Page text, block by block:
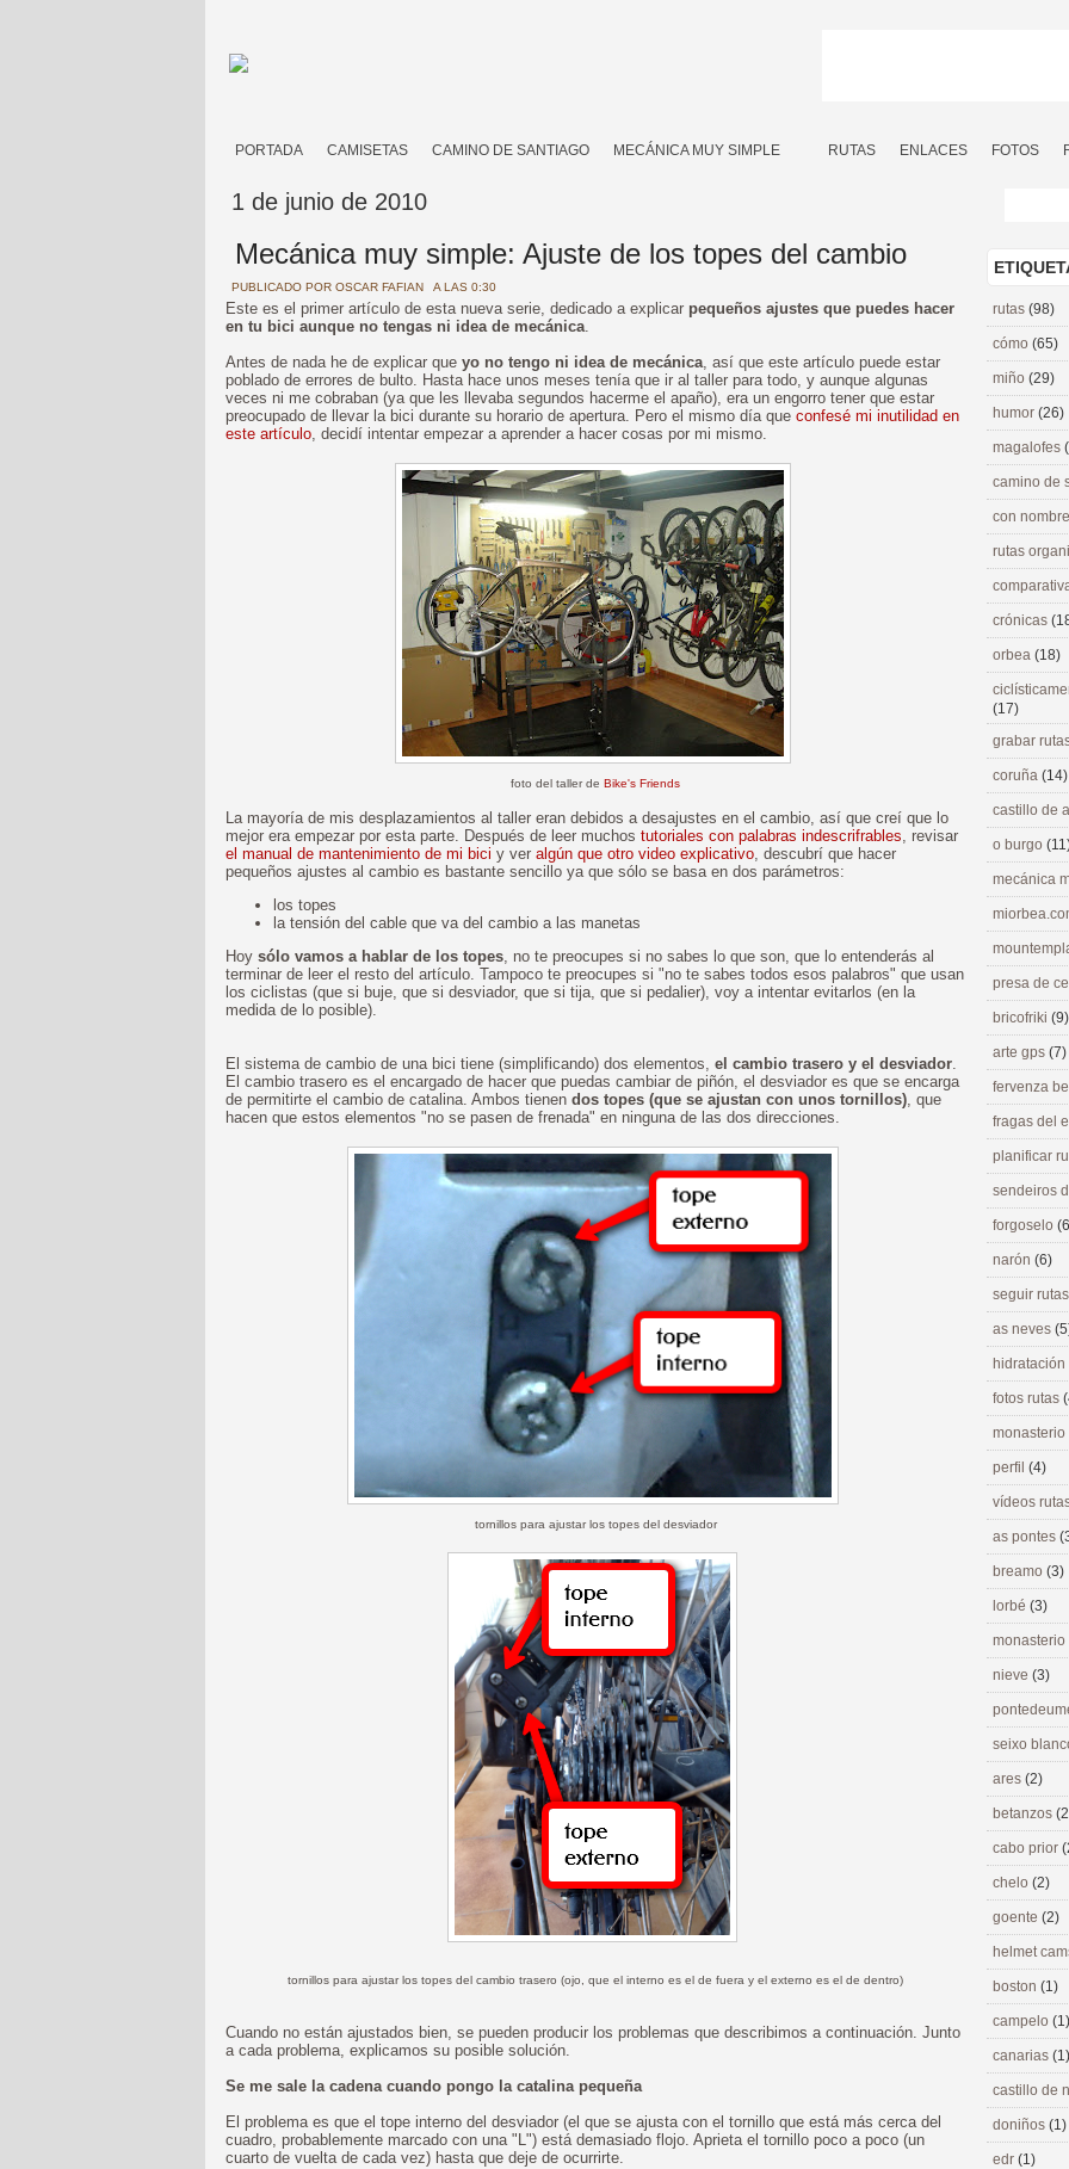
PORTADA CAMISETAS CAMINO DE SANTIAGO MECÁNICA MUY SIMPLE RUTAS ENLACES FOTOS
1 de junio de 2010
Mecánica muy simple: Ajuste de los topes del cambio
PUBLICADO POR OSCAR FAFIAN A LAS 0:30
Este es el primer artículo de esta nueva serie, dedicado a explicar pequeños ajustes que puedes hacer
en tu bici aunque no tengas ni idea de mecánica.
Antes de nada he de explicar que yo no tengo ni idea de mecánica, así que este artículo puede estar
poblado de errores de bulto. Hasta hace unos meses tenía que ir al taller para todo, y aunque algunas
veces ni me cobraban (ya que les llevaba segundos hacerme el apaño), era un engorro tener que estar
preocupado de llevar la bici durante su horario de apertura. Pero el mismo día que confesé mi inutilidad en
este artículo, decidí intentar empezar a aprender a hacer cosas por mi mismo.
foto del taller de Bike's Friends
La mayoría de mis desplazamientos al taller eran debidos a desajustes en el cambio, así que creí que lo
mejor era empezar por esta parte. Después de leer muchos tutoriales con palabras indescrifrables, revisar
el manual de mantenimiento de mi bici y ver algún que otro video explicativo, descubrí que hacer
pequeños ajustes al cambio es bastante sencillo ya que sólo se basa en dos parámetros:
los topes
la tensión del cable que va del cambio a las manetas
Hoy sólo vamos a hablar de los topes, no te preocupes si no sabes lo que son, que lo entenderás al
terminar de leer el resto del artículo. Tampoco te preocupes si "no te sabes todos esos palabros" que usan
los ciclistas (que si buje, que si desviador, que si tija, que si pedalier), voy a intentar evitarlos (en la
medida de lo posible).
El sistema de cambio de una bici tiene (simplificando) dos elementos, el cambio trasero y el desviador.
El cambio trasero es el encargado de hacer que puedas cambiar de piñón, el desviador es que se encarga
de permitirte el cambio de catalina. Ambos tienen dos topes (que se ajustan con unos tornillos), que
hacen que estos elementos "no se pasen de frenada" en ninguna de las dos direcciones.
tornillos para ajustar los topes del desviador
tornillos para ajustar los topes del cambio trasero (ojo, que el interno es el de fuera y el externo es el de dentro)
Cuando no están ajustados bien, se pueden producir los problemas que describimos a continuación. Junto
a cada problema, explicamos su posible solución.
Se me sale la cadena cuando pongo la catalina pequeña
El problema es que el tope interno del desviador (el que se ajusta con el tornillo que está más cerca del
cuadro, probablemente marcado con una "L") está demasiado flojo. Aprieta el tornillo poco a poco (un
cuarto de vuelta de cada vez) hasta que deje de ocurrirte.
rutas (98)
cómo (65)
miño (29)
humor (26)
magalofes
camino de
con
rutas
crónicas
orbea (18)
(17)
grabar
coruña (14)
castillo de
o burgo
mecánica
presa de
bricofriki (9)
arte gps (7)
fervenza
fragas del
planificar
sendeiros
forgoselo
narón (6)
seguir
as neves
hidratación
fotos rutas
perfil (4)
vídeos
as pontes
breamo (3)
lorbé (3)
nieve (3)
seixo
ares (2)
betanzos
cabo prior
chelo (2)
goente (2)
helmet
boston (1)
campelo (1)
canarias (1)
castillo de
doniños (1)
edr (1)